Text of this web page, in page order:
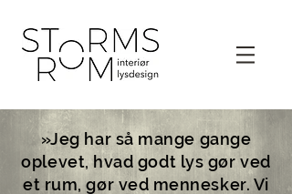
»Jeg har så mange gange
oplevet, hvad godt lys gør ved
et rum, gør ved mennesker. Vi